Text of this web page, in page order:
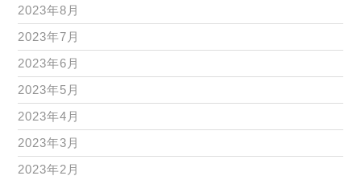
2023年8月
2023年7月
2023年6月
2023年5月
2023年4月
2023年3月
2023年2月